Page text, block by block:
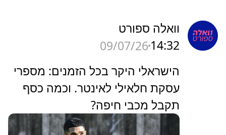
וואלה ספורט
14:32
09/07/26
הישראלי היקר בכל הזמנים: מספרי
עסקת חלאילי לאינטר. וכמה כסף
תקבל מכבי חיפה?